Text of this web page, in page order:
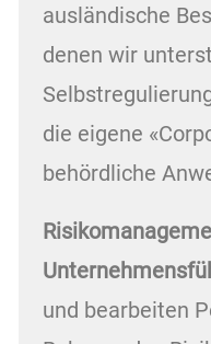
ausländische
denen wir
die eigene
behördliche
und bearbeiten